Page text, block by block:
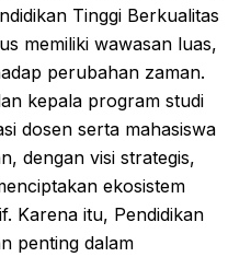
Tinggi Berkualitas
memiliki wawasan luas,
perubahan zaman.
kepala program studi
dosen serta mahasiswa
dengan visi strategis,
ekosistem
Karena itu, Pendidikan
penting dalam